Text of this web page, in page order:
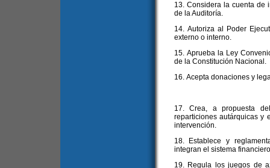
13. Considera la cuenta de
de la Auditoría.
14. Autoriza al Poder
externo o interno.
15. Aprueba la Ley
de la Constitución Nacional.
16. Acepta donaciones y
17. Crea, a propuesta
reparticiones autárquicas y
intervención.
18. Establece y
integran el sistema
19. Regula los juegos de